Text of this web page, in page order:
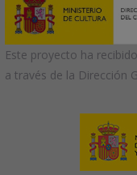
Este proyecto ha
a través de la Dirección